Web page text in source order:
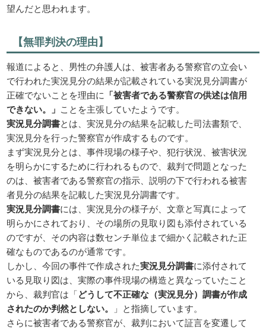
望んだと思われます。
【無罪判決の理由】
報道によると、男性の弁護人は、被害者ある警察官の立会い
で行われた実況見分の結果が記載されている実況見分調書が
正確でないことを理由に 「被害者である警察官の供述は信用
できない。」 ことを主張していたようです。
実況見分調書とは、実況見分の結果を記載した司法書類で、
実況見分を行った警察官が作成するものです。
まず実況見分とは、事件現場の様子や、犯行状況、被害状況
を明らかにするために行われるもので、裁判で問題となった
のは、被害者である警察官の指示、説明の下で行われる被害
者見分の結果を記載した実況見分調書です。
実況見分調書には、実況見分の様子が、文章と写真によって
明らかにされており、その場所の見取り図も添付されている
のですが、その内容は数センチ単位まで細かく記載された正
確なものであるのが通常です。
しかし、今回の事件で作成された実況見分調書に添付されて
いる見取り図は、実際の事件現場の構造と異なっていたこと
から、裁判官は「どうして不正確な（実況見分）調書が作成
されたのか判然としない。
」と指摘しています。
さらに被害者である警察官が、裁判において証言を変遷して